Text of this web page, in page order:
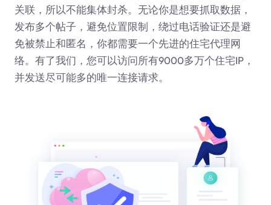
关联，所以不能集体封杀。无论你是想要抓取数据，
发布多个帖子，避免位置限制，绕过电话验证还是避
免被禁止和匿名，你都需要一个先进的住宅代理网
络。有了我们，您可以访问所有9000多万个住宅IP，
并发送尽可能多的唯一连接请求。